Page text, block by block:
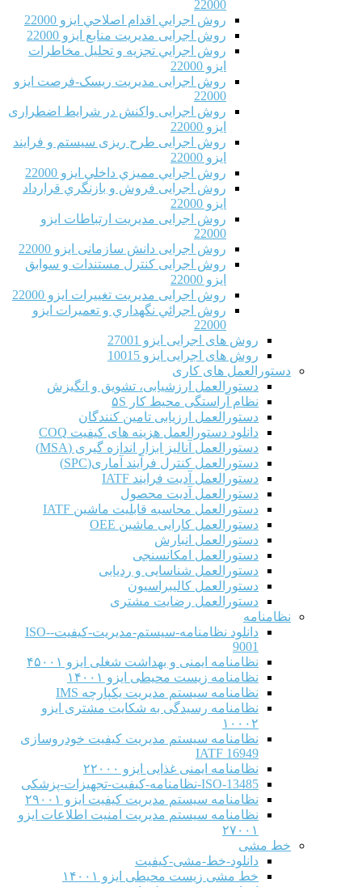
22000
روش اجرايي اقدام اصلاحي ایزو 22000
روش اجرایی مدیریت منابع ایزو 22000
روش اجرايي تجزیه و تحلیل مخاطرات
ایزو 22000
روش اجرایی مدیریت ریسک-فرصت ایزو
22000
روش اجرایی واکنش در شرایط اضطراری
ایزو 22000
روش اجرایی طرح ریزی سیستم و فرایند
ایزو 22000
روش اجرايي مميزي داخلي ایزو 22000
روش اجرایی فروش و بازنگري قرارداد
ایزو 22000
روش اجرایی مدیریت ارتباطات ایزو
22000
روش اجرایی دانش سازمانی ایزو 22000
روش اجرایی کنترل مستندات و سوابق
ایزو 22000
روش اجرایی مدیریت تغییرات ایزو 22000
روش اجرائي نگهداري و تعميرات ایزو
22000
روش های اجرایی ایزو 27001
روش های اجرایی ایزو 10015
دستورالعمل های کاری
دستورالعمل ارزشیابی، تشویق و انگیزش
نظام آراستگی محیط کار ۵S
دستورالعمل ارزیابی تامین کنندگان
دانلود دستورالعمل هزینه های کیفیت COQ
دستورالعمل آنالیز ابزار اندازه گیری (MSA)
دستورالعمل کنترل فرآیند آماری(SPC)
دستورالعمل آدیت فرایند IATF
دستورالعمل آدیت محصول
دستورالعمل محاسبه قابلیت ماشین IATF
دستورالعمل کارایی ماشین OEE
دستورالعمل انبارش
دستورالعمل امکانسنجی
دستورالعمل شناسایی و ردیابی
دستورالعمل کالیبراسیون
دستورالعمل رضایت مشتری
نظامنامه
دانلود نظامنامه-سیستم-مدیریت-کیفیت-ISO-
9001
نظامنامه ایمنی و بهداشت شغلی ایزو ۴۵۰۰۱
نظامنامه زیست محیطی ایزو ۱۴۰۰۱
نظامنامه سیستم مدیریت یکپارچه IMS
نظامنامه رسیدگی به شکایت مشتری ایزو
۱۰۰۰۲
نظامنامه سیستم مدیریت کیفیت خودروسازی
IATF 16949
نظامنامه ایمنی غذایی ایزو ۲۲۰۰۰
ISO-13485-نظامنامه-کیفیت-تجهیزات-پزشکی
نظامنامه سیستم مدیریت کیفیت ایزو ۲۹۰۰۱
نظامنامه سیستم مدیریت امنیت اطلاعات ایزو
۲۷۰۰۱
خط مشی
دانلود-خط-مشی-کیفیت
خط مشی زیست محیطی ایزو ۱۴۰۰۱